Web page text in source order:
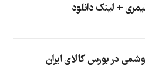
+ لینک دانلود
در بورس کالای ایران